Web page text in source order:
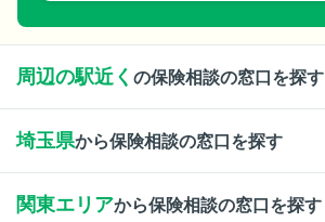
周辺の駅近く の保険相談の窓口を探す
埼玉県から保険相談の窓口を探す
関東エリアから保険相談の窓口を探す